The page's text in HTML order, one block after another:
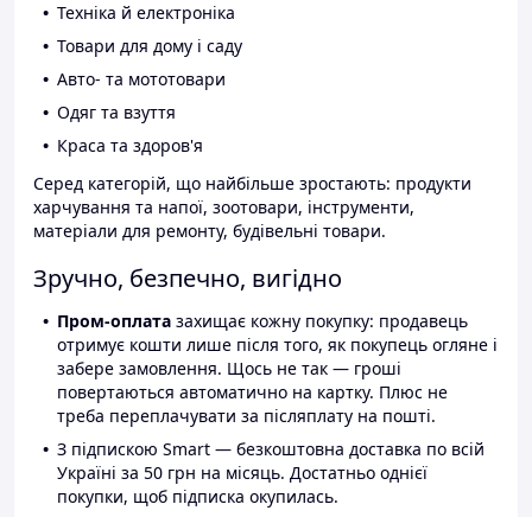
Техніка й електроніка
Товари для дому і саду
Авто- та мототовари
Одяг та взуття
Краса та здоров'я
Серед категорій, що найбільше зростають: продукти
харчування та напої, зоотовари, інструменти,
матеріали для ремонту, будівельні товари.
Зручно, безпечно, вигідно
Пром-оплата захищає кожну покупку: продавець
отримує кошти лише після того, як покупець огляне і
забере замовлення. Щось не так — гроші
повертаються автоматично на картку. Плюс не
треба переплачувати за післяплату на пошті.
З підпискою Smart — безкоштовна доставка по всій
Україні за 50 грн на місяць. Достатньо однієї
покупки, щоб підписка окупилась.